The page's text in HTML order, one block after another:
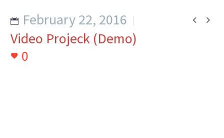
 
February 22, 2016
Video Projeck (Demo)
0